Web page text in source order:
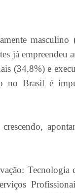
masculino
já empreendeu
(34,8%) e
no Brasil é
Tecnologia